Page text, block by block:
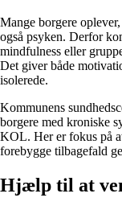
Mange borgere
også psyken. Derfor
mindfulness eller
Det giver både
isolerede.
Kommunens
borgere med kroniske
KOL. Her er fokus på
forebygge tilbagefald
Hjælp til at